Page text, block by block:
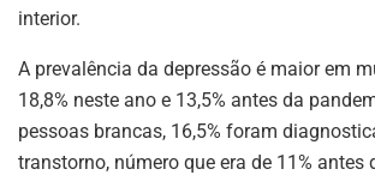
interior.
A prevalência da depressão é maior em
18,8% neste ano e 13,5% antes da
pessoas brancas, 16,5% foram
transtorno, número que era de 11% antes